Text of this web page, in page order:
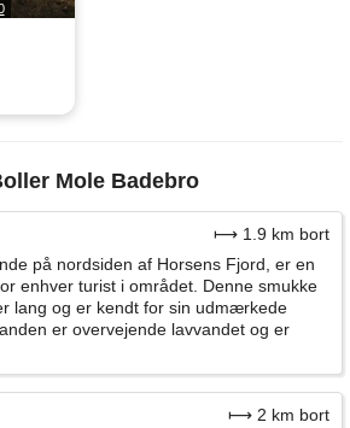
Mole Badebro
⟼ 1.9 km bort
på nordsiden af Horsens Fjord, er en
enhver turist i området. Denne smukke
lang og er kendt for sin udmærkede
er overvejende lavvandet og er
⟼ 2 km bort